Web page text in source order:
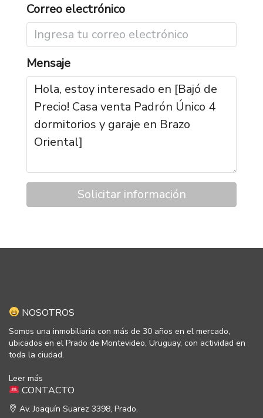
Correo electrónico
Mensaje
Solicitar información
NOSOTROS
Somos una inmobiliaria con más de 30 años en el mercado,
ubicados en el Prado de Montevideo, Uruguay, con actividad en
toda la ciudad.
Leer más
CONTACTO
Av. Joaquín Suarez 3398, Prado.